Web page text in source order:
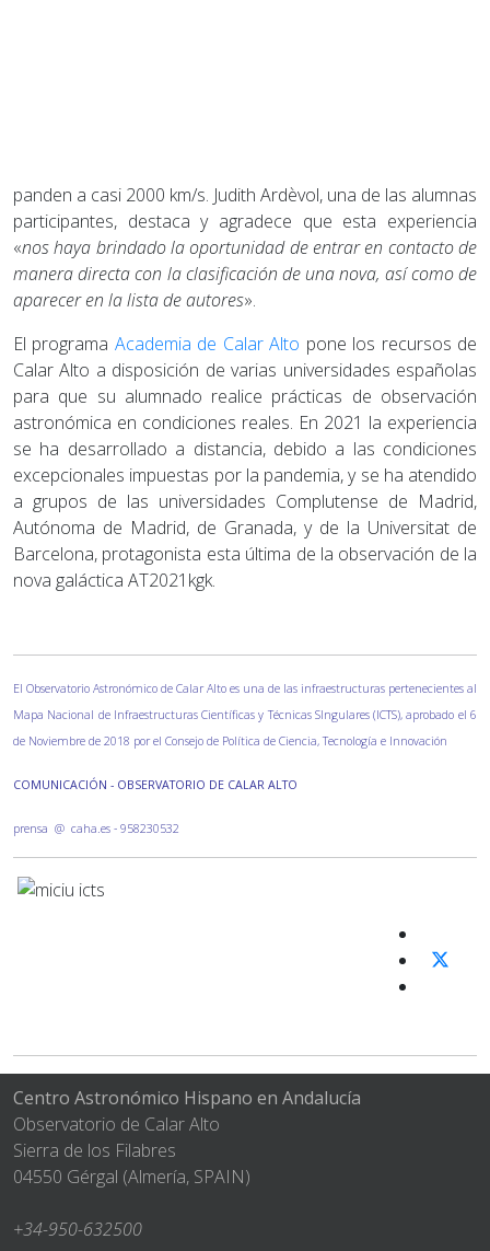
panden a casi 2000 km/s. Judith Ardèvol, una de las alumnas
participantes, destaca y agradece que esta experiencia
«nos haya brindado la oportunidad de entrar en contacto de
manera directa con la clasificación de una nova, así como de
aparecer en la lista de autores».
El programa Academia de Calar Alto pone los recursos de
Calar Alto a disposición de varias universidades españolas
para que su alumnado realice prácticas de observación
astronómica en condiciones reales. En 2021 la experiencia
se ha desarrollado a distancia, debido a las condiciones
excepcionales impuestas por la pandemia, y se ha atendido
a grupos de las universidades Complutense de Madrid,
Autónoma de Madrid, de Granada, y de la Universitat de
Barcelona, protagonista esta última de la observación de la
nova galáctica AT2021kgk.
El Observatorio Astronómico de Calar Alto es una de las infraestructuras pertenecientes al
Mapa Nacional de Infraestructuras Científicas y Técnicas SIngulares (ICTS), aprobado el 6
de Noviembre de 2018 por el Consejo de Política de Ciencia, Tecnología e Innovación
COMUNICACIÓN - OBSERVATORIO DE CALAR ALTO
prensa @ caha.es - 958230532
Centro Astronómico Hispano en Andalucía
Observatorio de Calar Alto
Sierra de los Filabres
04550 Gérgal (Almería, SPAIN)
+34-950-632500